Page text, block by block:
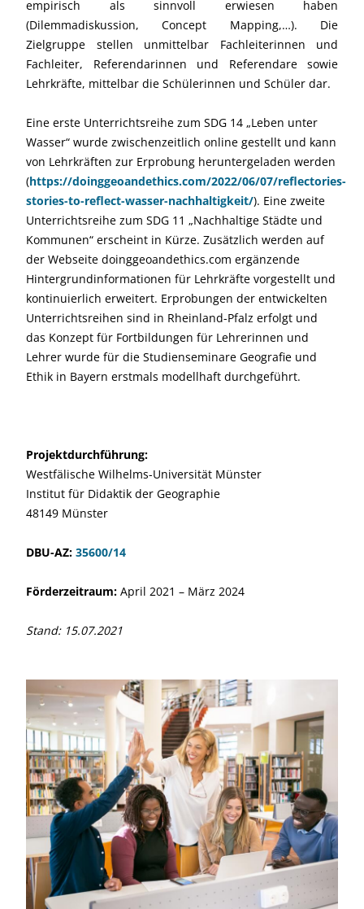
empirisch als sinnvoll erwiesen haben
(Dilemmadiskussion, Concept Mapping,…). Die
Zielgruppe stellen unmittelbar Fachleiterinnen und
Fachleiter, Referendarinnen und Referendare sowie
Lehrkräfte, mittelbar die Schülerinnen und Schüler dar.
Eine erste Unterrichtsreihe zum SDG 14 „Leben unter
Wasser“ wurde zwischenzeitlich online gestellt und kann
von Lehrkräften zur Erprobung heruntergeladen werden
(https://doinggeoandethics.com/2022/06/07/reflectories-
stories-to-reflect-wasser-nachhaltigkeit/). Eine zweite
Unterrichtsreihe zum SDG 11 „Nachhaltige Städte und
Kommunen“ erscheint in Kürze. Zusätzlich werden auf
der Webseite doinggeoandethics.com ergänzende
Hintergrundinformationen für Lehrkräfte vorgestellt und
kontinuierlich erweitert. Erprobungen der entwickelten
Unterrichtsreihen sind in Rheinland-Pfalz erfolgt und
das Konzept für Fortbildungen für Lehrerinnen und
Lehrer wurde für die Studienseminare Geografie und
Ethik in Bayern erstmals modellhaft durchgeführt.
Projektdurchführung:
Westfälische Wilhelms-Universität Münster
Institut für Didaktik der Geographie
48149 Münster
DBU-AZ: 35600/14
Förderzeitraum: April 2021 – März 2024
Stand: 15.07.2021